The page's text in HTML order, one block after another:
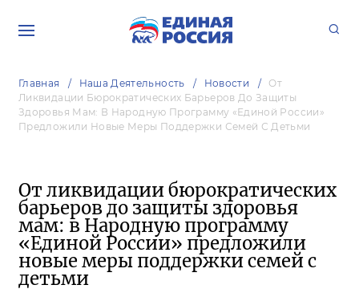
Главная Наша Деятельность Новости
От
Ликвидации Бюрократических Барьеров До Защиты
Здоровья Мам: В Народную Программу «Единой России»
Предложили Новые Меры Поддержки Семей С Детьми
От ликвидации бюрократических
барьеров до защиты здоровья
мам: в Народную программу
«Единой России» предложили
новые меры поддержки семей с
детьми